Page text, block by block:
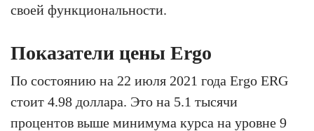
своей функциональности.
Показатели цены Ergo
По состоянию на 22 июля 2021 года Ergo ERG
стоит 4.98 доллара. Это на 5.1 тысячи
процентов выше минимума курса на уровне 9